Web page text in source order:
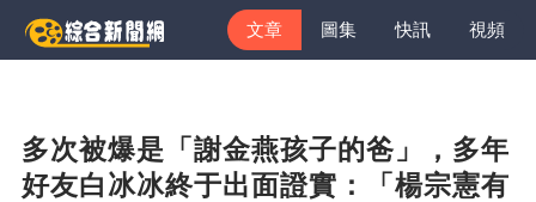
文章 圖集 快訊 視頻
多次被爆是「謝金燕孩子的爸」，多年
好友白冰冰終于出面證實：「楊宗憲有